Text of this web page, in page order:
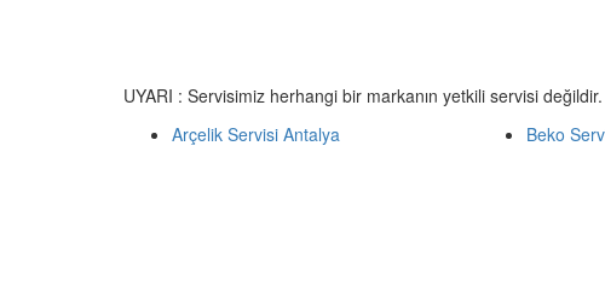
UYARI : Servisimiz herhangi bir markanın yetkili servisi değildir.
Arçelik Servisi Antalya Beko